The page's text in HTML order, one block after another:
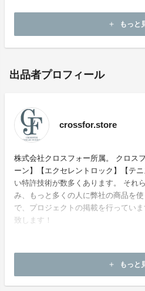
add もっと
出品者プロフィール
crossfor.store
株式会社クロスフォー所属。 クロス
ーン】【エクセレントロック】【テ
い特許技術が数多くあります。 それ
み、もっと多くの人に弊社の商品を
で、プロジェクトの掲載を行ってい
致します！
add もっと